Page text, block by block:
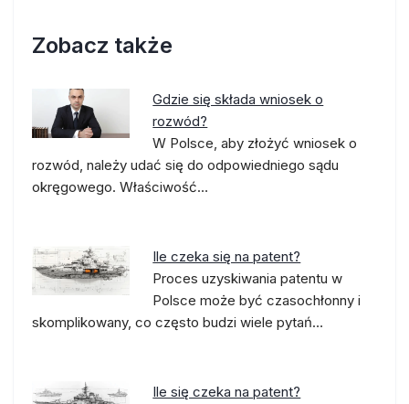
Zobacz także
Gdzie się składa wniosek o
rozwód?
W Polsce, aby złożyć wniosek o
rozwód, należy udać się do odpowiedniego sądu
okręgowego. Właściwość…
Ile czeka się na patent?
Proces uzyskiwania patentu w
Polsce może być czasochłonny i
skomplikowany, co często budzi wiele pytań…
Ile się czeka na patent?